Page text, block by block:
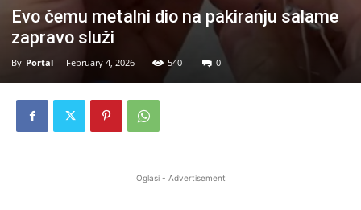
Evo čemu metalni dio na pakiranju salame
zapravo služi
By Portal - February 4, 2026 540 0
Oglasi - Advertisement